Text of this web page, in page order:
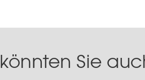
Sie